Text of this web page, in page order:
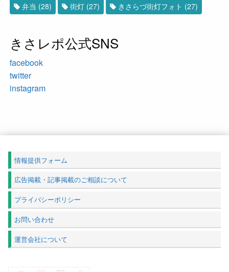
弁当 (28) 街灯 (27) きさらづ街灯フォト (27)
きさレポ公式SNS
facebook
twitter
instagram
情報提供フォーム
広告掲載・記事掲載のご相談について
プライバシーポリシー
お問い合わせ
運営会社について